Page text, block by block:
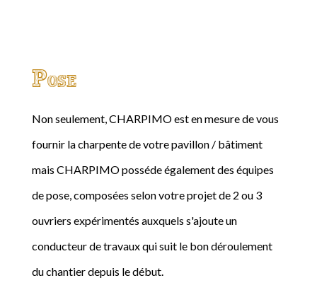
Pose
Non seulement, CHARPIMO est en mesure de vous
fournir la charpente de votre pavillon / bâtiment
mais CHARPIMO posséde également des équipes
de pose, composées selon votre projet de 2 ou 3
ouvriers expérimentés auxquels s'ajoute un
conducteur de travaux qui suit le bon déroulement
du chantier depuis le début.